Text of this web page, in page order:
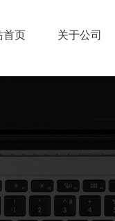
首页 关于公司